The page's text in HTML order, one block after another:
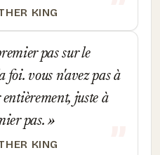
KING
pas sur le
foi. vous n'avez pas à
juste à
pas.
KING